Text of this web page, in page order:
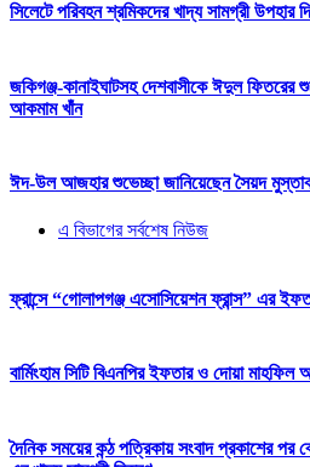
সিলেটে পরিবহন শ্রমিকদের খাদ্য সামগ্রী উপহার
জকিগঞ্জ-কানাইঘাটসহ দেশবাসীকে ঈদুল ফিতরের
আকমাম খাঁন
ঈদ-উল আজহার শুভেচ্ছা জানিয়েছেন সৈয়দ
এ বিভাগের সর্বশেষ নিউজ
ফ্রান্সে “গোলাপগঞ্জ এসোসিয়েশন ফ্রান্স” এর
বার্মিংহাম সিটি বিএনপির ইফতার ও দোয়া মাহফিল
দৈনিক সময়ের কন্ঠ পত্রিকায় সংবাদ প্রকাশের পর